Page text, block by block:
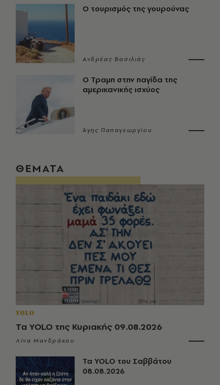
Ο τουρισμός της γουρούνας
Ανδρέας Βασιλιάς
Ο Τραμπ στην παγίδα της
αμερικανικής ισχύος
Άγης Παπαγεωργίου
ΘΕΜΑΤΑ
YOLO
Τα YOLO της Κυριακής 09.08.2026
Λίνα Μανδράκου
Τα YOLO του Σαββάτου
08.08.2026